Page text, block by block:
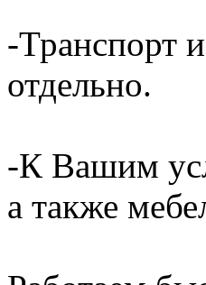
-Транспорт
отдельно.
-К Вашим
а также